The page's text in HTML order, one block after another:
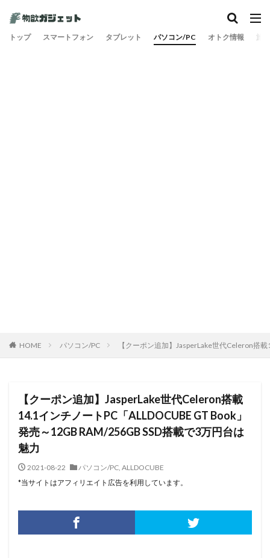
トップ スマートフォン タブレット パソコン/PC オトク情報 旅
HOME パソコン/PC 【クーポン追加】JasperLake世代Celeron搭
【クーポン追加】JasperLake世代Celeron搭載
14.1インチノートPC「ALLDOCUBE GT Book」
発売～12GB RAM/256GB SSD搭載で3万円台は
魅力
2021-08-22 パソコン/PC, ALLDOCUBE
*当サイトはアフィリエイト広告を利用しています。
カテゴリー